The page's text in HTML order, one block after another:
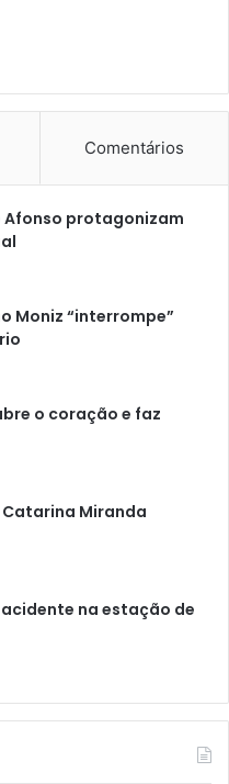
Comentários
Afonso protagonizam
Moniz “interrompe”
o coração e faz
Miranda
na estação de